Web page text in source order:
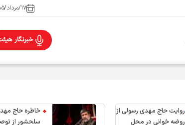
۱۷/مرداد/۱۴۰۵
خبرنگار
روایت حاج مهدی رسولی از
روضه خوانی در محل
خاطره حاج
سلحشور از